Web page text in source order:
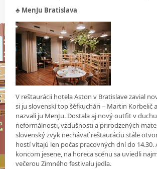
♣ MenJu Bratislava
V reštaurácii hotela Aston v Bratislave zavial
si ju slovenskí top šéfkuchári – Martin Korbelič
nazvali ju MenJu. Dostala aj nový outfit v
neformálnosti, vzdušnosti a prirodzených
slovenský zvyk nechávať reštauráciu stále
hostí vítajú len počas pracovných dní do 14.30.
koncom jesene, na horeca scénu sa uviedli
večerou Zimného festivalu jedla.